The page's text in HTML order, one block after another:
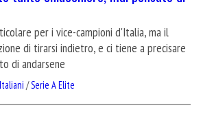
per i vice-campioni d'Italia, ma il
di tirarsi indietro, e ci tiene a precisare
di andarsene
/Serie A Elite